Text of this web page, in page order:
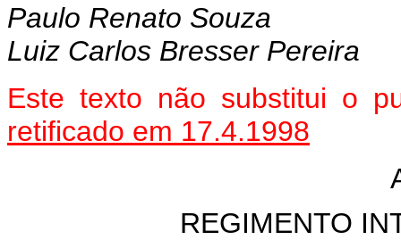
Paulo Renato Souza
Luiz Carlos Bresser Pereira
Este texto não substitui o
retificado em 17.4.1998
REGIMENTO